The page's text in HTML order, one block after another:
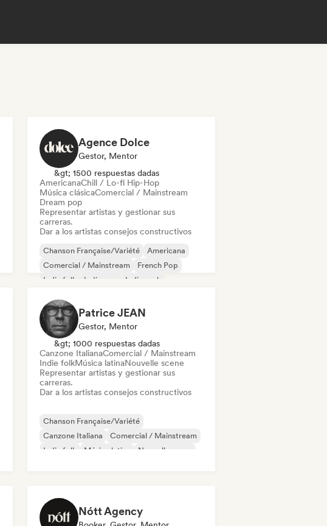
Agence Dolce
Gestor, Mentor
&gt; 1500 respuestas dadas
AmericanaChill / Lo-fi Hip-Hop
Música clásicaComercial / Mainstream
Dream pop
Representar artistas y gestionar sus
carreras.
Dar a los artistas consejos constructivos
Chanson Française/Variété
Americana
Comercial / Mainstream
French Pop
Indie folk
Indie pop
Indie rock
Patrice JEAN
Gestor, Mentor
&gt; 1000 respuestas dadas
Canzone ItalianaComercial / Mainstream
Indie folkMúsica latinaNouvelle scene
Representar artistas y gestionar sus
carreras.
Dar a los artistas consejos constructivos
Chanson Française/Variété
Canzone Italiana
Comercial / Mainstream
Indie folk
Música latina
Nouvelle scene
Nótt Agency